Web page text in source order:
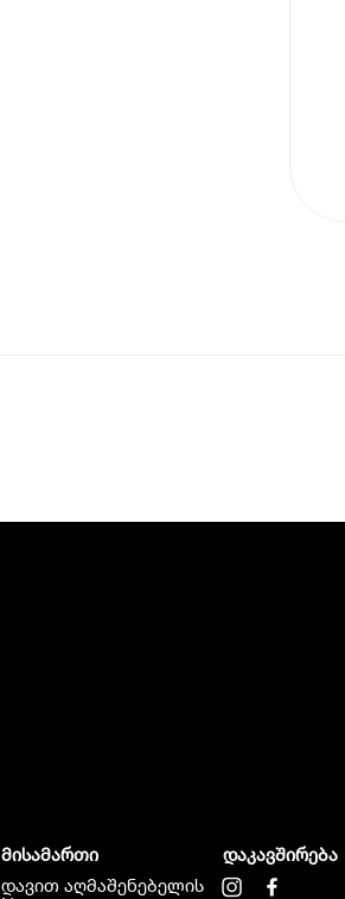
მისამართი
დავით აღმაშენებელის
დაკავშირება